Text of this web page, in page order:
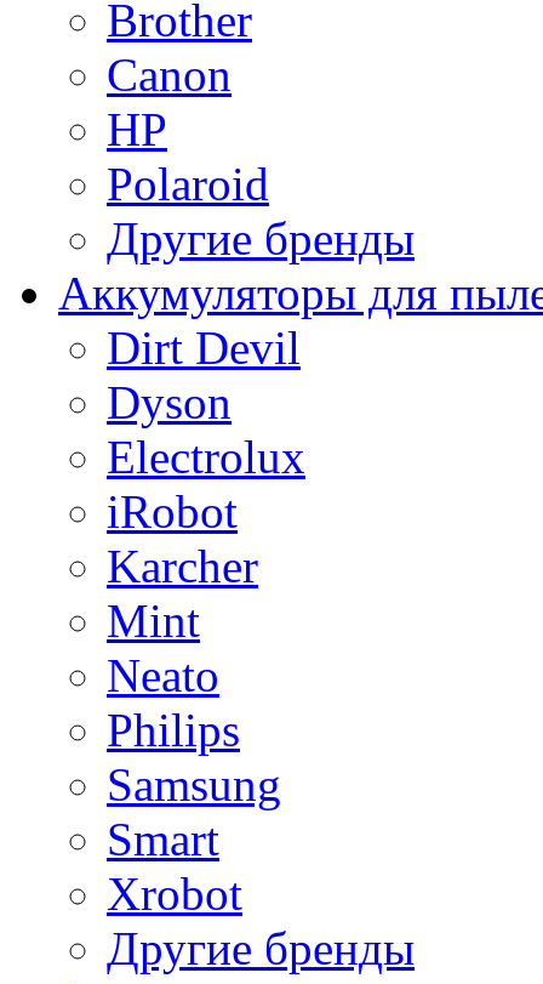
Brother
Canon
HP
Polaroid
Другие бренды
Аккумуляторы для
Dirt Devil
Dyson
Electrolux
iRobot
Karcher
Mint
Neato
Philips
Samsung
Smart
Xrobot
Другие бренды